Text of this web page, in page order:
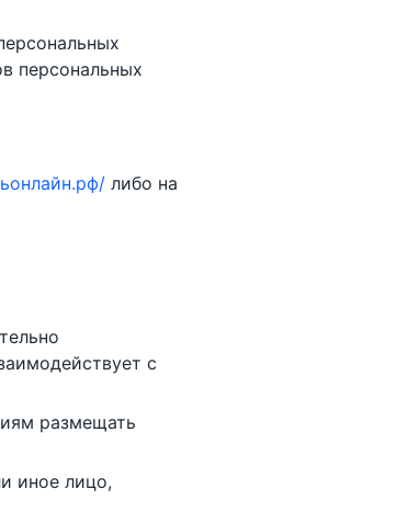
персональных
либо на
с
размещать
иное лицо,